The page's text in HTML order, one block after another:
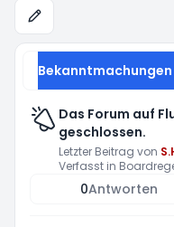
Bekanntmachungen
Das Forum auf
geschlossen.
Letzter Beitrag von
Verfasst in
0Antworten